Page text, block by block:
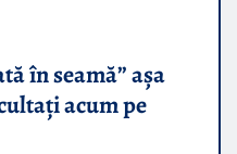
în seamă” așa
acum pe